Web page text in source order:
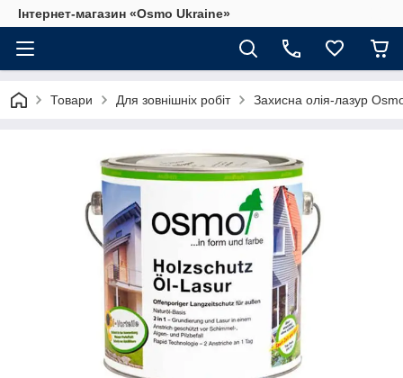
Інтернет-магазин «Osmo Ukraine»
Товари Для зовнішніх робіт Захисна олія-лазур